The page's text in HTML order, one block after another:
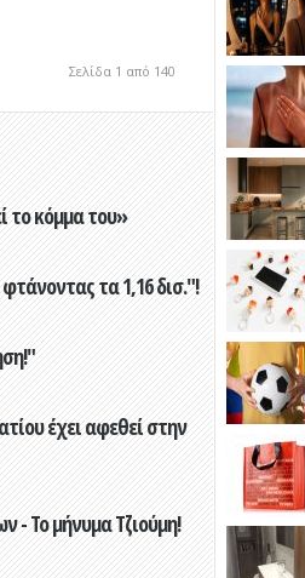
Σελίδα 1 από 140
το κόμμα του»
τα 1,16 δισ."!
έχει αφεθεί στην
- Το μήνυμα Τζιούμη!